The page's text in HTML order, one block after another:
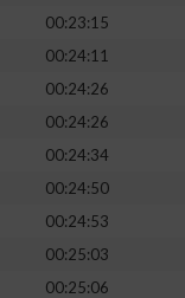
00:23:15
00:24:11
00:24:26
00:24:26
00:24:34
00:24:50
00:24:53
00:25:03
00:25:06